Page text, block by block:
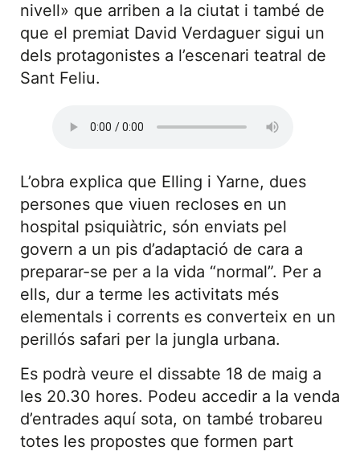
nivell» que arriben a la ciutat i també de
que el premiat David Verdaguer sigui un
dels protagonistes a l’escenari teatral de
Sant Feliu.
L’obra explica que Elling i Yarne, dues
persones que viuen recloses en un
hospital psiquiàtric, són enviats pel
govern a un pis d’adaptació de cara a
preparar-se per a la vida “normal”. Per a
ells, dur a terme les activitats més
elementals i corrents es converteix en un
perillós safari per la jungla urbana.
Es podrà veure el dissabte 18 de maig a
les 20.30 hores. Podeu accedir a la venda
d’entrades aquí sota, on també trobareu
totes les propostes que formen part